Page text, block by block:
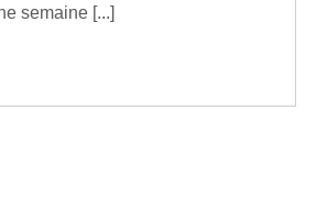
semaine [...]